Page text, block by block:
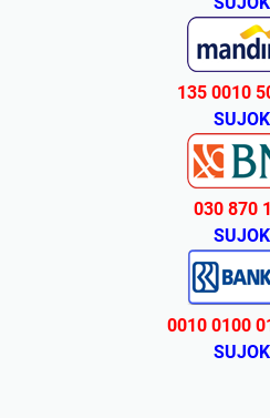
135 0010
030 870
0010 0100